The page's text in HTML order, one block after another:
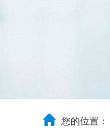
您的位置：